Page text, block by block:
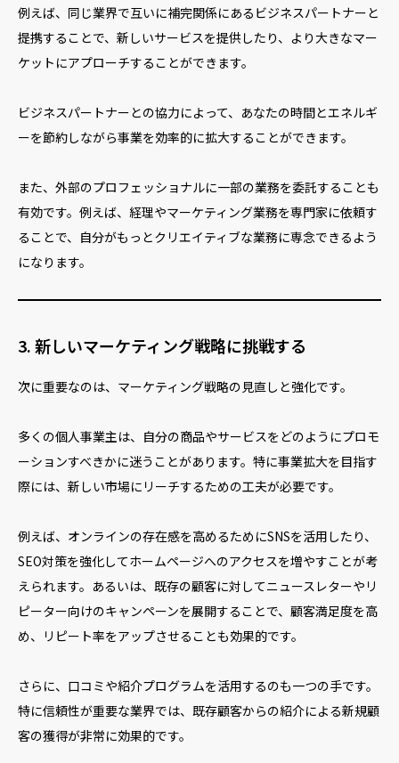
例えば、同じ業界で互いに補完関係にあるビジネスパートナーと
提携することで、新しいサービスを提供したり、より大きなマー
ケットにアプローチすることができます。
ビジネスパートナーとの協力によって、あなたの時間とエネルギ
ーを節約しながら事業を効率的に拡大することができます。
また、外部のプロフェッショナルに一部の業務を委託することも
有効です。例えば、経理やマーケティング業務を専門家に依頼す
ることで、自分がもっとクリエイティブな業務に専念できるよう
になります。
3. 新しいマーケティング戦略に挑戦する
次に重要なのは、マーケティング戦略の見直しと強化です。
多くの個人事業主は、自分の商品やサービスをどのようにプロモ
ーションすべきかに迷うことがあります。特に事業拡大を目指す
際には、新しい市場にリーチするための工夫が必要です。
例えば、オンラインの存在感を高めるためにSNSを活用したり、
SEO対策を強化してホームページへのアクセスを増やすことが考
えられます。あるいは、既存の顧客に対してニュースレターやリ
ピーター向けのキャンペーンを展開することで、顧客満足度を高
め、リピート率をアップさせることも効果的です。
さらに、口コミや紹介プログラムを活用するのも一つの手です。
特に信頼性が重要な業界では、既存顧客からの紹介による新規顧
客の獲得が非常に効果的です。